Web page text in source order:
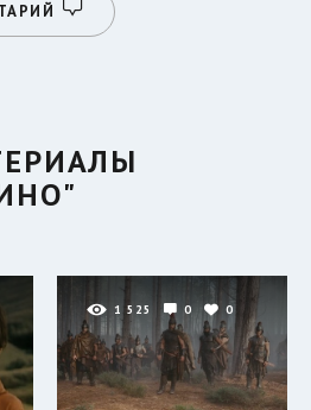
1 525 0 0